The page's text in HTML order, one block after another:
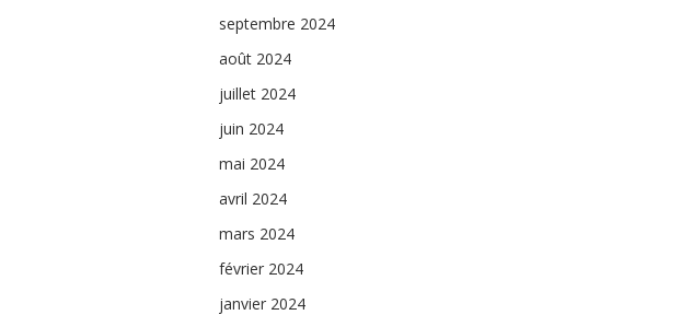
septembre 2024
août 2024
juillet 2024
juin 2024
mai 2024
avril 2024
mars 2024
février 2024
janvier 2024